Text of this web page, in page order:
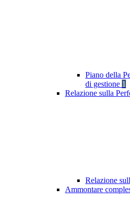
Piano della
di gestione 1
Relazione sulla
Relazione
Ammontare